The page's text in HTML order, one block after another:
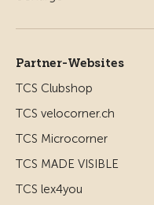
Partner-Websites
TCS Clubshop
TCS velocorner.ch
TCS Microcorner
TCS MADE VISIBLE
TCS lex4you